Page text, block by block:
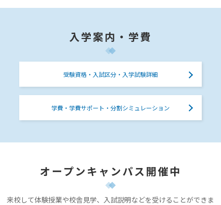
入学案内・学費
受験資格・入試区分・入学試験詳細
学費・学費サポート・分割シミュレーション
オープンキャンパス開催中
来校して体験授業や校舎見学、入試説明などを受けることができま